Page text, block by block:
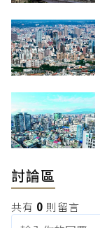
討論區
共有 0 則留言